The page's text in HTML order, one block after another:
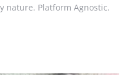
nature. Platform Agnostic.